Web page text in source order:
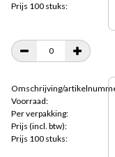
Prijs 100 stuks:
Omschrijving/
Voorraad:
Per verpakking:
Prijs (incl. btw):
Prijs 100 stuks: